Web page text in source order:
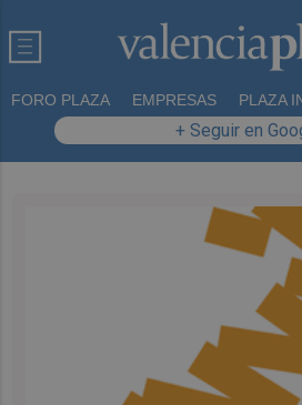
FORO PLAZA EMPRESAS PLAZA
+ Seguir en